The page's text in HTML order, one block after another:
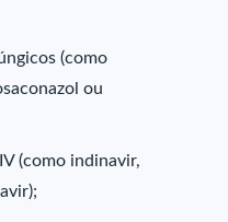
(como
ou
(como indinavir,